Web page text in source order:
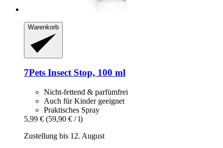
Warenkorb
7Pets Insect Stop, 100 ml
Nicht-fettend & parfümfrei
Auch für Kinder geeignet
Praktisches Spray
5,99 € (59,90 € / l)
Zustellung bis 12. August